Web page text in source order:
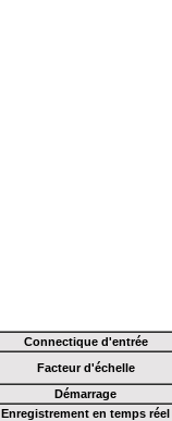
Connectique d'entrée
Facteur d'échelle
Démarrage
Enregistrement en temps réel